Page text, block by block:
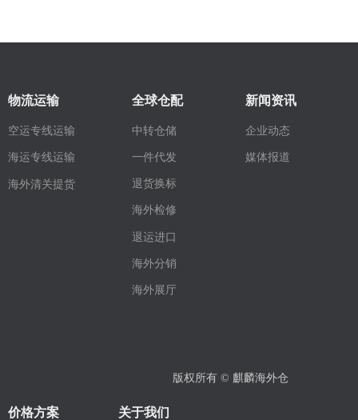
物流运输
空运专线运输
海运专线运输
海外清关提货
全球仓配
中转仓储
一件代发
退货换标
海外检修
退运进口
海外分销
海外展厅
新闻资讯
企业动态
媒体报道
价格方案 关于我们
版权所有 © 麒麟海外仓